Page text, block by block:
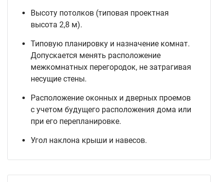
Высоту потолков (типовая проектная
высота 2,8 м).
Типовую планировку и назначение комнат.
Допускается менять расположение
межкомнатных перегородок, не затрагивая
несущие стены.
Расположение оконных и дверных проемов
с учетом будущего расположения дома или
при его перепланировке.
Угол наклона крыши и навесов.